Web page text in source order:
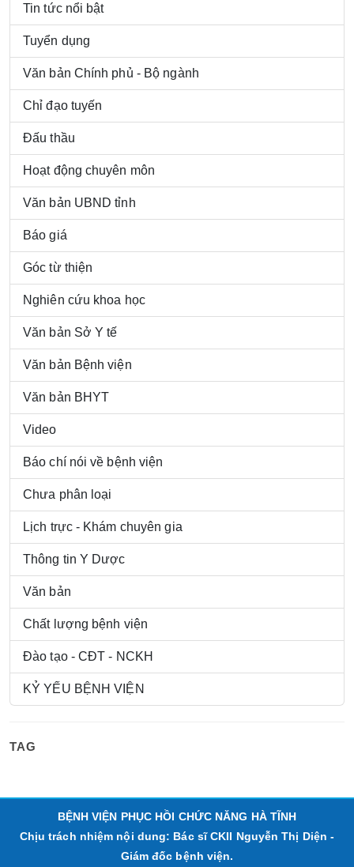
Tin tức nổi bật
Tuyển dụng
Văn bản Chính phủ - Bộ ngành
Chỉ đạo tuyến
Đấu thầu
Hoạt động chuyên môn
Văn bản UBND tỉnh
Báo giá
Góc từ thiện
Nghiên cứu khoa học
Văn bản Sở Y tế
Văn bản Bệnh viện
Văn bản BHYT
Video
Báo chí nói về bệnh viện
Chưa phân loại
Lịch trực - Khám chuyên gia
Thông tin Y Dược
Văn bản
Chất lượng bệnh viện
Đào tạo - CĐT - NCKH
KỶ YẾU BỆNH VIỆN
TAG
BỆNH VIỆN PHỤC HỒI CHỨC NĂNG HÀ TĨNH
Chịu trách nhiệm nội dung: Bác sĩ CKII Nguyễn Thị Diện -
Giám đốc bệnh viện.